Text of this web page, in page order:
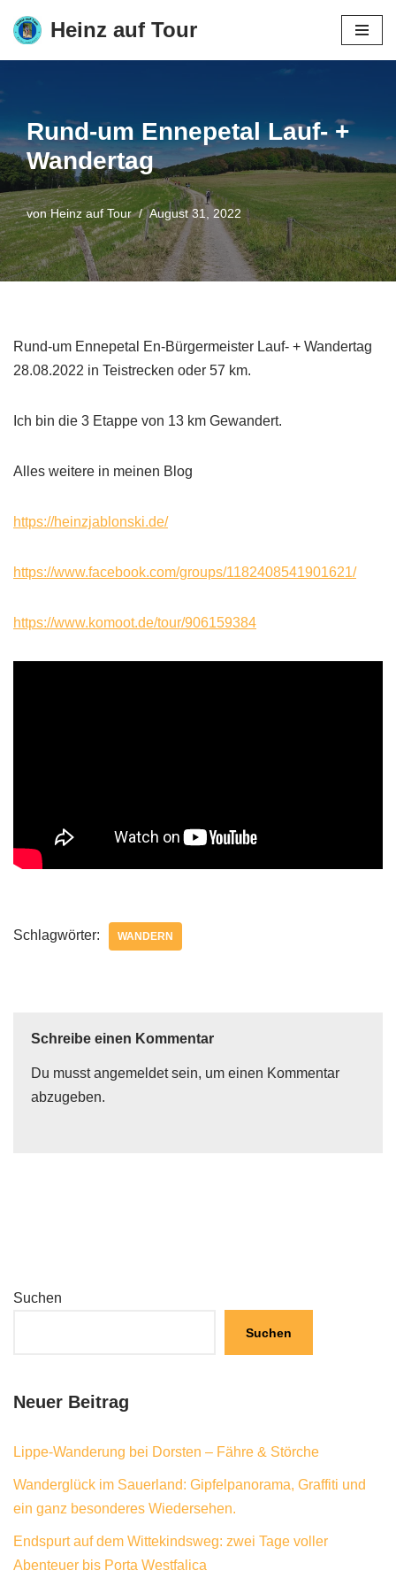
Zum
Heinz auf Tour
Rund-um Ennepetal Lauf- +
Wandertag
vonHeinz auf Tour August 31, 2022
Rund-um Ennepetal En-Bürgermeister Lauf- + Wandertag
28.08.2022 in Teistrecken oder 57 km.
Ich bin die 3 Etappe von 13 km Gewandert.
Alles weitere in meinen Blog
https://heinzjablonski.de/
https://www.facebook.com/groups/1182408541901621/
https://www.komoot.de/tour/906159384
Schlagwörter: WANDERN
Schreibe einen Kommentar
Du musstangemeldetsein, um einen Kommentar
abzugeben.
Suchen
Suchen
Neuer Beitrag
Lippe-Wanderung bei Dorsten – Fähre & Störche
Wanderglück im Sauerland: Gipfelpanorama, Graffiti und
ein ganz besonderes Wiedersehen.
Endspurt auf dem Wittekindsweg: zwei Tage voller
Abenteuer bis Porta Westfalica